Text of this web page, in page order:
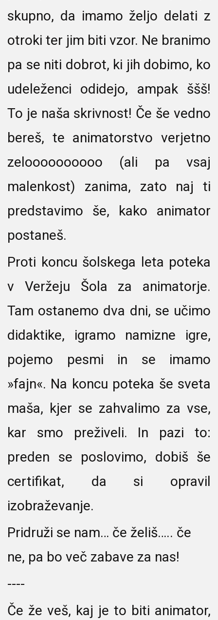
skupno, da imamo željo delati z
otroki ter jim biti vzor. Ne branimo
pa se niti dobrot, ki jih dobimo, ko
udeleženci odidejo, ampak ššš!
To je naša skrivnost! Če še vedno
bereš, te animatorstvo verjetno
zeloooooooooo (ali pa vsaj
malenkost) zanima, zato naj ti
predstavimo še, kako animator
postaneš.
Proti koncu šolskega leta poteka
v Veržeju Šola za animatorje.
Tam ostanemo dva dni, se učimo
didaktike, igramo namizne igre,
pojemo pesmi in se imamo
»fajn«. Na koncu poteka še sveta
maša, kjer se zahvalimo za vse,
kar smo preživeli. In pazi to:
preden se poslovimo, dobiš še
certifikat, da si opravil
izobraževanje.
Pridruži se nam… če želiš….. če
ne, pa bo več zabave za nas!
----
Če že veš, kaj je to biti animator,